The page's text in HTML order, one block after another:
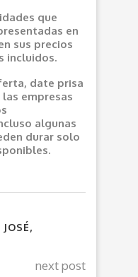
que
en
sus precios
incluidos.
date prisa
las empresas
algunas
durar solo
next post